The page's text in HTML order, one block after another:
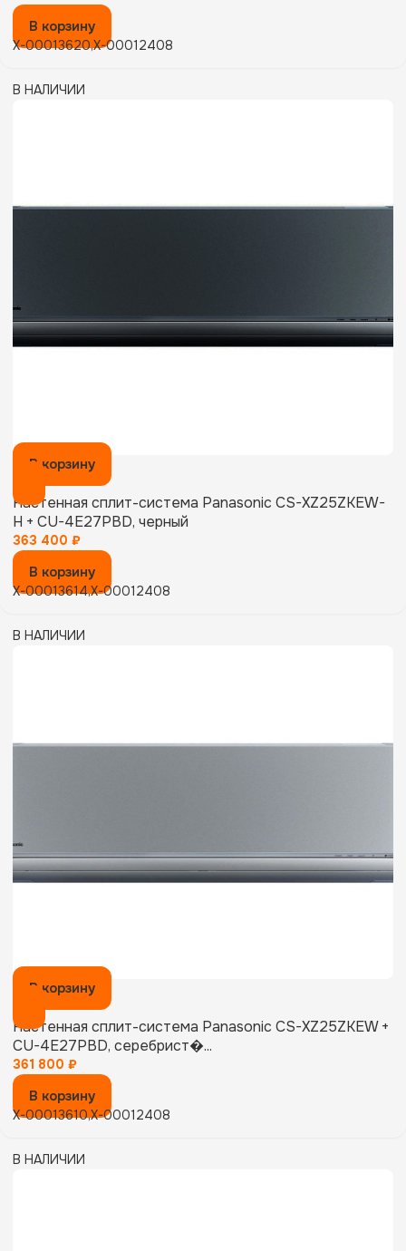
В корзину
X-00013620,X-00012408
В НАЛИЧИИ
В корзину
Настенная сплит-система Panasonic CS-XZ25ZKEW-
H + CU-4E27PBD, черный
363 400 ₽
В корзину
X-00013614,X-00012408
В НАЛИЧИИ
В корзину
Настенная сплит-система Panasonic CS-XZ25ZKEW +
CU-4E27PBD, серебрист�...
361 800 ₽
В корзину
X-00013610,X-00012408
В НАЛИЧИИ